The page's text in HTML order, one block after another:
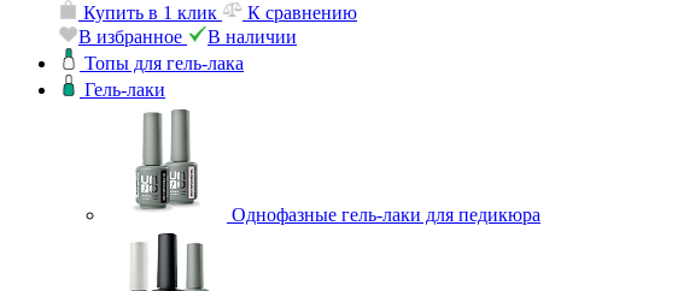
Купить в 1 клик
К сравнению
В избранное
В наличии
Топы для гель-лака
Гель-лаки
Однофазные гель-лаки для педикюра